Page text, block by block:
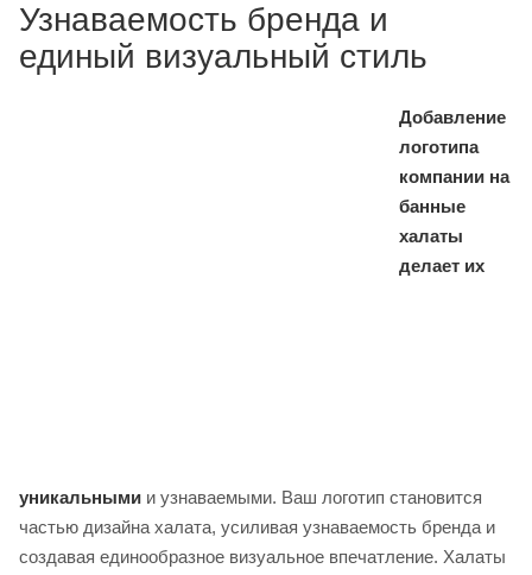
Узнаваемость бренда и
единый визуальный стиль
Добавление
логотипа
компании на
банные
халаты
делает их
уникальными и узнаваемыми. Ваш логотип становится
частью дизайна халата, усиливая узнаваемость бренда и
создавая единообразное визуальное впечатление. Халаты